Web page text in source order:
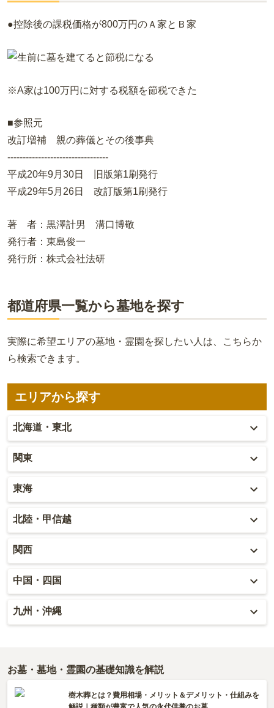
●控除後の課税価格が800万円のＡ家とＢ家
※A家は100万円に対する税額を節税できた
■参照元
改訂増補 親の葬儀とその後事典
---------------------------------
平成20年9月30日 旧版第1刷発行
平成29年5月26日 改訂版第1刷発行
著 者：黒澤計男 溝口博敬
発行者：東島俊一
発行所：株式会社法研
都道府県一覧から墓地を探す
実際に希望エリアの墓地・霊園を探したい人は、こちらか
ら検索できます。
エリアから探す
北海道・東北
北海道
青森
岩手
山形
宮城
関東
東京
神奈川
千葉
茨城
栃木
東海
愛知
岐阜
三重
北陸・甲信越
富山
石川
山梨
関西
大阪
兵庫
奈良
中国・四国
岡山
鳥取
島根
九州・沖縄
大分
宮崎
お墓・墓地・霊園の基礎知識を解説
樹木葬とは？費用相場・メリット＆デメリット・仕組みを